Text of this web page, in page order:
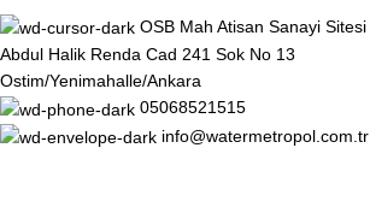
OSB Mah Atisan Sanayi Sitesi
Abdul Halik Renda Cad 241 Sok No 13
Ostim/Yenimahalle/Ankara
05068521515
info@watermetropol.com.tr